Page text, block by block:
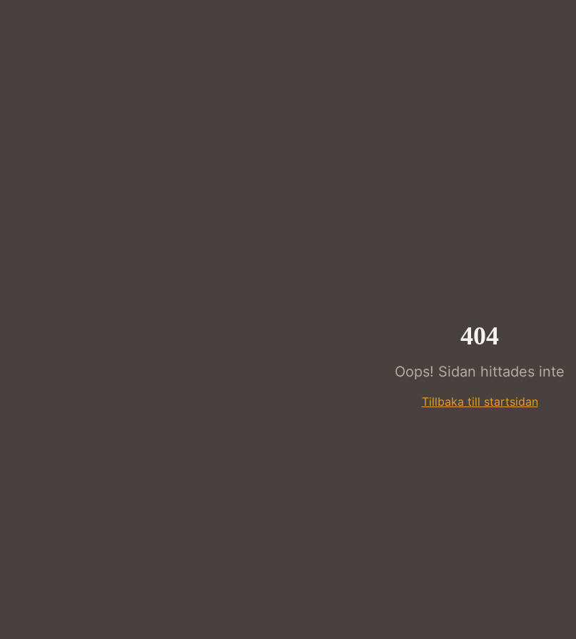
404
Oops! Sidan hittades inte
Tillbaka till startsidan